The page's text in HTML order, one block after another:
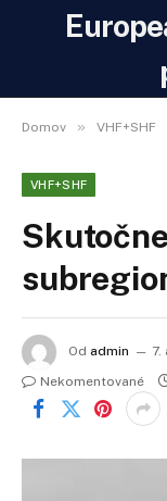
Domov » VHF+SHF
VHF+SHF
Od admin 7.
Nekomentované